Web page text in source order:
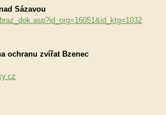
Sázavou
ochranu zvířat Bzenec